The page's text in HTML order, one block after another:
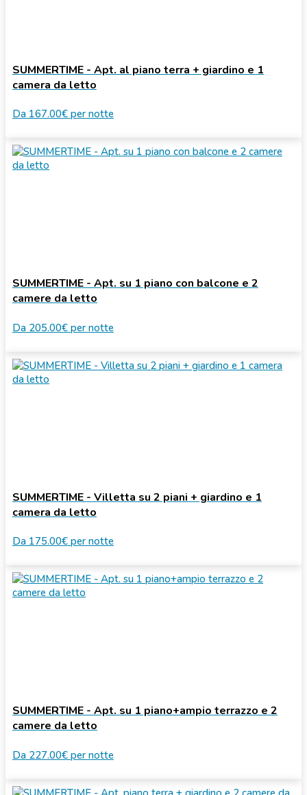
SUMMERTIME - Apt. al piano terra + giardino e 1
camera da letto
Da 167.00€ per notte
SUMMERTIME - Apt. su 1 piano con balcone e 2
camere da letto
Da 205.00€ per notte
SUMMERTIME - Villetta su 2 piani + giardino e 1
camera da letto
Da 175.00€ per notte
SUMMERTIME - Apt. su 1 piano+ampio terrazzo e 2
camere da letto
Da 227.00€ per notte